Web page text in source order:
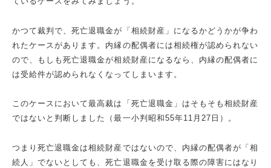
かつて裁判で、死亡退職金が「相続財産」になるかどうかが争わ
れたケースがあります。内縁の配偶者には相続権が認められない
ので、もしも死亡退職金が相続財産になるなら、内縁の配偶者に
は受給件が認められなくなってしまいます。
このケースにおいて最高裁は「死亡退職金」はそもそも相続財産
ではないと判断しました（最一小判昭和55年11 月27 日）。
つまり死亡退職金は相続財産ではないので、内縁の配偶者が「相
続人」でないとしても、死亡退職金を受け取る際の障害にはなり